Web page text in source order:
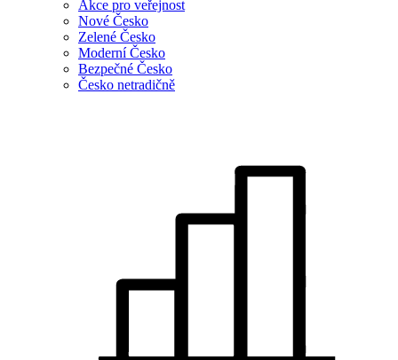
Akce pro veřejnost
Nové Česko
Zelené Česko
Moderní Česko
Bezpečné Česko
Česko netradičně